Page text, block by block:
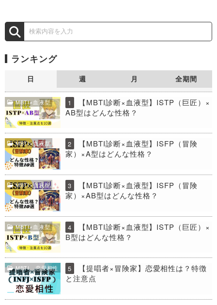
ランキング
日 週 月 全期間
MBTI×血液型 1
【MBTI診断×血液型】ISTP（巨匠）×
AB型はどんな性格？
MBTI×血液型 2
【MBTI診断×血液型】ISFP（冒険
家）×A型はどんな性格？
MBTI×血液型 3
【MBTI診断×血液型】ISFP（冒険
家）×AB型はどんな性格？
MBTI×血液型 4
【MBTI診断×血液型】ISTP（巨匠）×
B型はどんな性格？
MBTI 恋愛相性 5
【提唱者×冒険家】恋愛相性は？特徴
と注意点